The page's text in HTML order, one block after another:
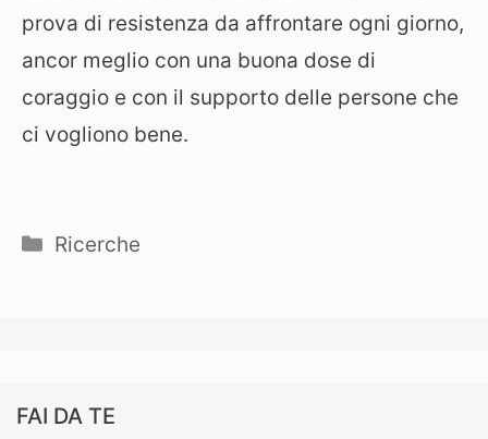
prova di resistenza da affrontare ogni giorno,
ancor meglio con una buona dose di
coraggio e con il supporto delle persone che
ci vogliono bene.
Categorie
Ricerche
FAI DA TE